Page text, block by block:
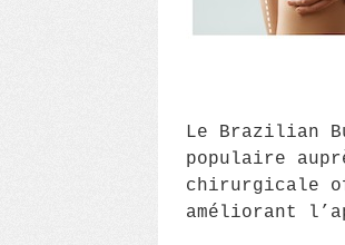
Le Brazilian
populaire
chirurgicale
améliorant